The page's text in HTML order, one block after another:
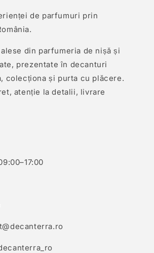
de parfumuri prin
din parfumeria de nișă și
prezentate în decanturi
colecționa și purta cu plăcere.
atenție la detalii, livrare